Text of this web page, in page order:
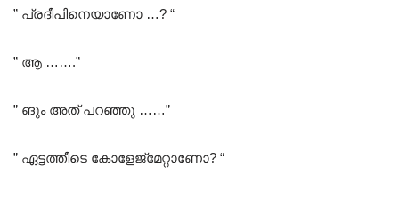
” പ്രദീപിനെയാണോ …? “
” ആ …….”
” ങും അത് പറഞ്ഞു ……”
” ഏട്ടത്തീടെ കോളേജ്മേറ്റാണോ? “